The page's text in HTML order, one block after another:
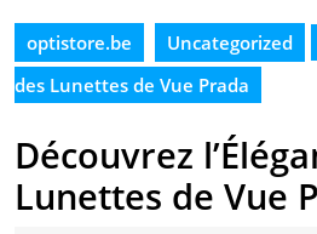
optistore.be Uncategorized
des Lunettes de Vue Prada
Découvrez
Lunettes de Vue